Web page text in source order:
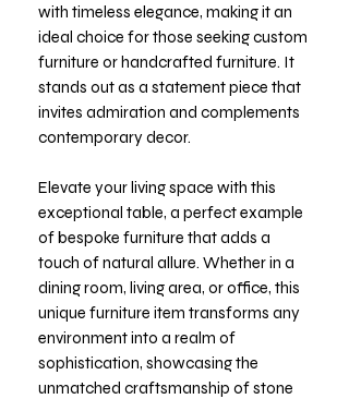
with timeless elegance, making it an
ideal choice for those seeking custom
furniture or handcrafted furniture. It
stands out as a statement piece that
invites admiration and complements
contemporary decor.
Elevate your living space with this
exceptional table, a perfect example
of bespoke furniture that adds a
touch of natural allure. Whether in a
dining room, living area, or office, this
unique furniture item transforms any
environment into a realm of
sophistication, showcasing the
unmatched craftsmanship of stone